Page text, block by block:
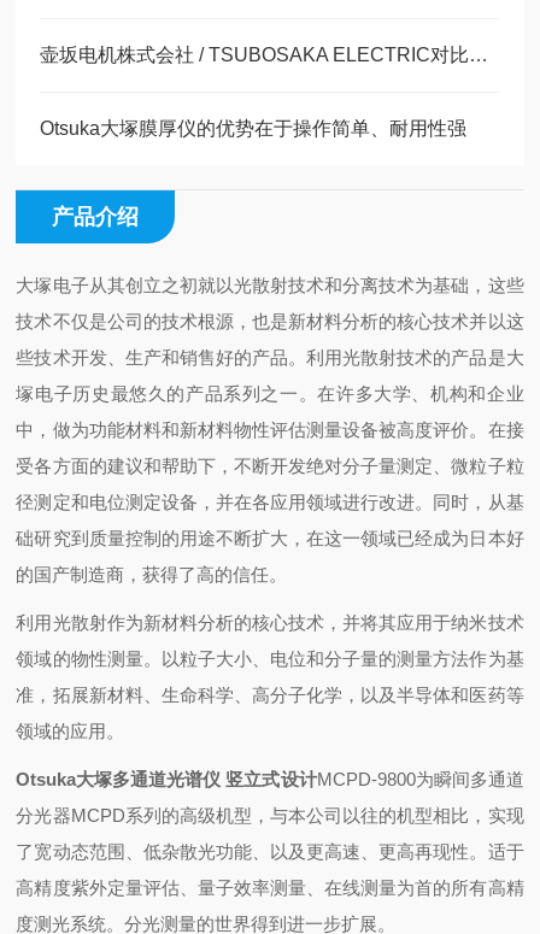
壶坂电机株式会社 / TSUBOSAKA ELECTRIC对比度仪CT-1半导体前端制程
Otsuka大塚膜厚仪的优势在于操作简单、耐用性强
产品介绍
大塚电子从其创立之初就以光散射技术和分离技术为基础，这些
技术不仅是公司的技术根源，也是新材料分析的核心技术并以这
些技术开发、生产和销售好的产品。利用光散射技术的产品是大
塚电子历史最悠久的产品系列之一。在许多大学、机构和企业
中，做为功能材料和新材料物性评估测量设备被高度评价。在接
受各方面的建议和帮助下，不断开发绝对分子量测定、微粒子粒
径测定和电位测定设备，并在各应用领域进行改进。同时，从基
础研究到质量控制的用途不断扩大，在这一领域已经成为日本好
的国产制造商，获得了高的信任。
利用光散射作为新材料分析的核心技术，并将其应用于纳米技术
领域的物性测量。以粒子大小、电位和分子量的测量方法作为基
准，拓展新材料、生命科学、高分子化学，以及半导体和医药等
领域的应用。
Otsuka大塚多通道光谱仪 竖立式设计MCPD-9800为瞬间多通道
分光器MCPD系列的高级机型，与本公司以往的机型相比，实现
了宽动态范围、低杂散光功能、以及更高速、更高再现性。适于
高精度紫外定量评估、量子效率测量、在线测量为首的所有高精
度测光系统。分光测量的世界得到进一步扩展。